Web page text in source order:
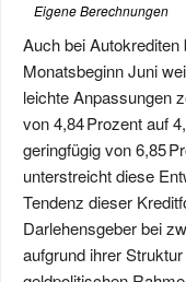
Eigene Berechnungen
Auch bei
Monatsbeginn Juni
leichte Anpassungen
von 4,84 Prozent auf
geringfügig von 6,85
unterstreicht diese
Tendenz dieser
Darlehensgeber bei
aufgrund ihrer